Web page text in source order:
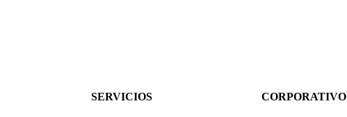
SERVICIOS CORPORATIVO